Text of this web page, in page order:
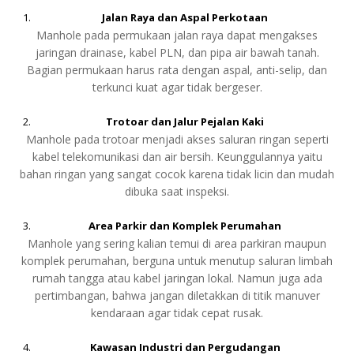
Jalan Raya dan Aspal Perkotaan
Manhole pada permukaan jalan raya dapat mengakses
jaringan drainase, kabel PLN, dan pipa air bawah tanah.
Bagian permukaan harus rata dengan aspal, anti-selip, dan
terkunci kuat agar tidak bergeser.
Trotoar dan Jalur Pejalan Kaki
Manhole pada trotoar menjadi akses saluran ringan seperti
kabel telekomunikasi dan air bersih. Keunggulannya yaitu
bahan ringan yang sangat cocok karena tidak licin dan mudah
dibuka saat inspeksi.
Area Parkir dan Komplek Perumahan
Manhole yang sering kalian temui di area parkiran maupun
komplek perumahan, berguna untuk menutup saluran limbah
rumah tangga atau kabel jaringan lokal. Namun juga ada
pertimbangan, bahwa jangan diletakkan di titik manuver
kendaraan agar tidak cepat rusak.
Kawasan Industri dan Pergudangan